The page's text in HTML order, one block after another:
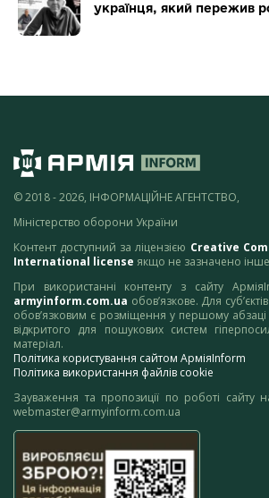
українця, який пережив
© 2018 - 2026, ІНФОРМАЦІЙНЕ АГЕНТСТВО,
Міністерство оборони України
Контент доступний за ліцензією Creative
International license якщо не зазначено
При використанні контенту з сайту
armyinform.com.ua обов’язкове. Для
обов’язковим є розміщення у першому абзаці
відкритого для пошукових систем
матеріал.
Політика користування сайтом АрміяInform
Політика використання файлів cookie
Зауваження та пропозиції по роботі сайту
webmaster@armyinform.com.ua